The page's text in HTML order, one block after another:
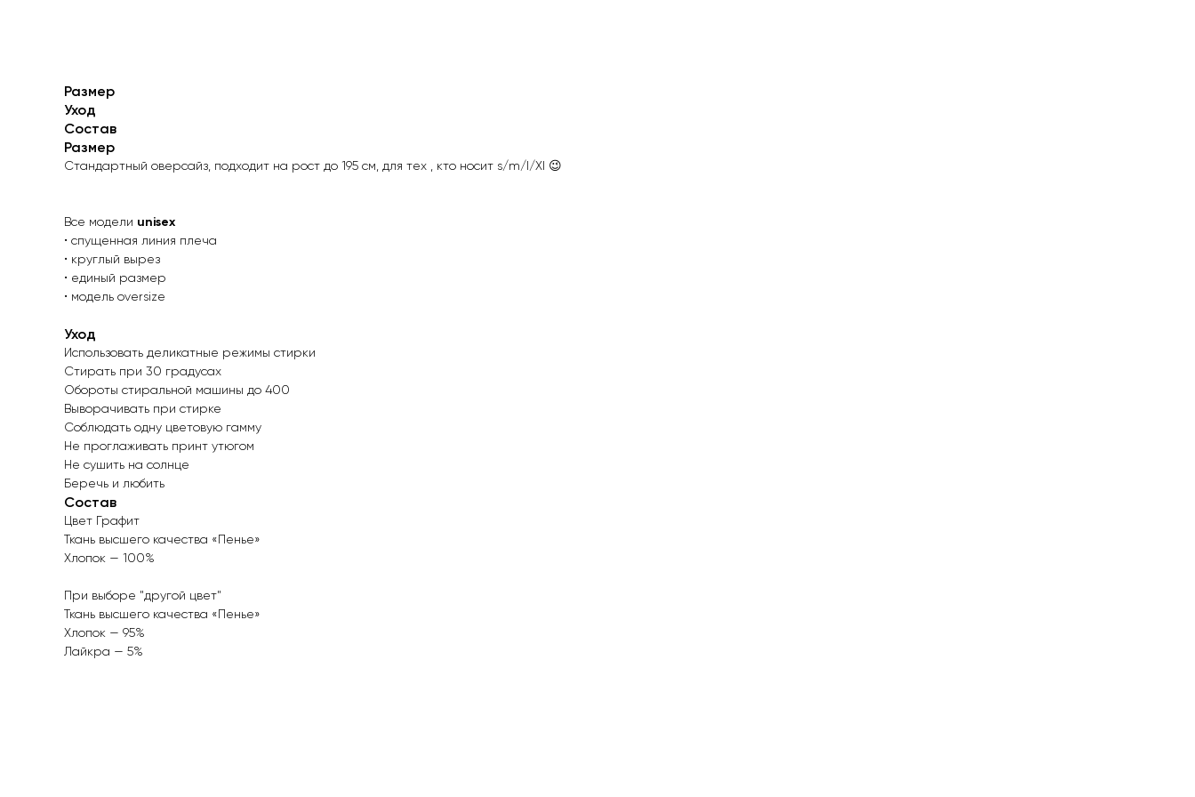
Размер
Уход
Состав
Размер
Стандартный оверсайз, подходит на рост до 195 см, для тех , кто носит s/m/l/Xl 😉
Все модели unisex
• спущенная линия плеча
• круглый вырез
• единый размер
• модель oversize
Уход
Использовать деликатные режимы стирки
Стирать при 30 градусах
Обороты стиральной машины до 400
Выворачивать при стирке
Соблюдать одну цветовую гамму
Не проглаживать принт утюгом
Не сушить на солнце
Беречь и любить
Состав
Цвет Графит
Ткань высшего качества «Пенье»
Хлопок — 100%
При выборе "другой цвет"
Ткань высшего качества «Пенье»
Хлопок — 95%
Лайкра — 5%